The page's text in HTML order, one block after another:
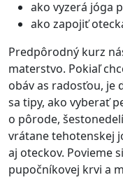
ako vyzerá jóga
ako zapojiť
Predpôrodný kurz
materstvo. Pokiaľ
obáv as radosťou, je
sa tipy, ako vyberať
o pôrode,
vrátane tehotenskej
aj oteckov. Povieme
pupočníkovej krvi a